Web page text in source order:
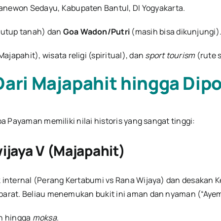
Sedayu, Kabupaten Bantul, DI Yogyakarta.
tanah) dan Goa Wadon/Putri (masih bisa
wisata religi (spiritual), dan sport tourism(rute
Majapahit hingga
Payaman memiliki nilai historis yang sangat tinggi:
V (Majapahit)
(Perang Kertabumi vs Rana Wijaya) dan desakan
Beliau menemukan bukit ini aman dan nyaman
hingga moksa.